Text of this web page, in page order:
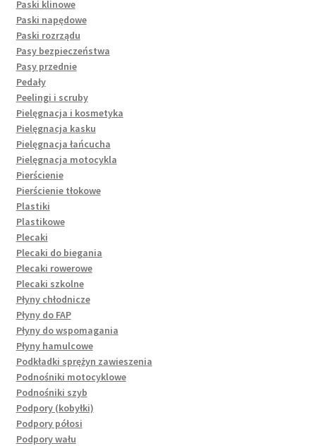
Paski klinowe
Paski napędowe
Paski rozrządu
Pasy bezpieczeństwa
Pasy przednie
Pedały
Peelingi i scruby
Pielęgnacja i kosmetyka
Pielęgnacja kasku
Pielęgnacja łańcucha
Pielęgnacja motocykla
Pierścienie
Pierścienie tłokowe
Plastiki
Plastikowe
Plecaki
Plecaki do biegania
Plecaki rowerowe
Plecaki szkolne
Płyny chłodnicze
Płyny do FAP
Płyny do wspomagania
Płyny hamulcowe
Podkładki sprężyn zawieszenia
Podnośniki motocyklowe
Podnośniki szyb
Podpory (kobyłki)
Podpory półosi
Podpory wału